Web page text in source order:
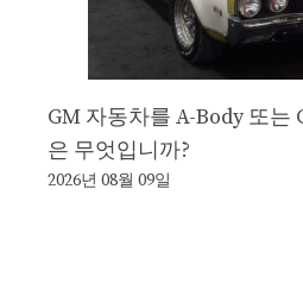
GM 자동차를 A-Body 또는
은 무엇입니까?
2026년 08월 09일